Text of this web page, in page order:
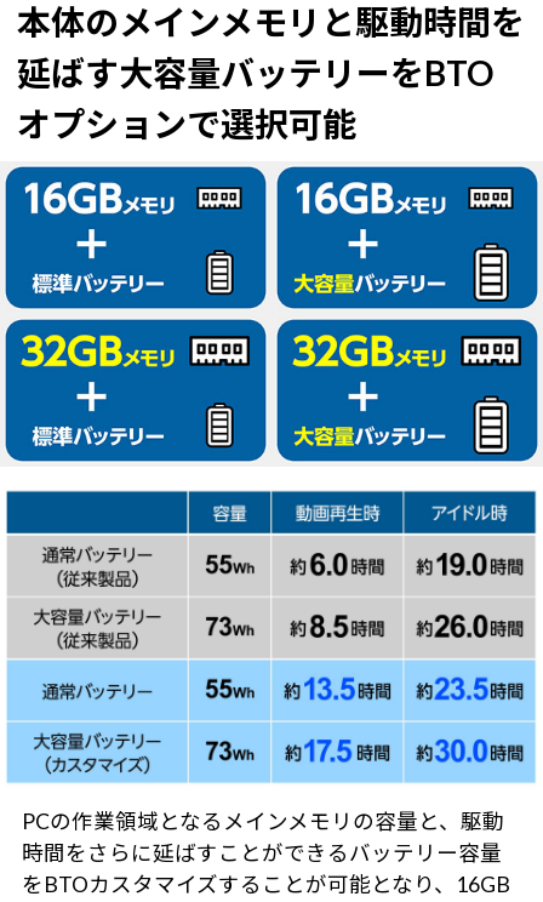
本体のメインメモリと駆動時間を
延ばす大容量バッテリーをBTO
オプションで選択可能
PCの作業領域となるメインメモリの容量と、駆動
時間をさらに延ばすことができるバッテリー容量
をBTOカスタマイズすることが可能となり、16GB